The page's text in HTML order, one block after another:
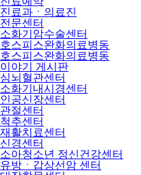
진료과ㆍ의료진
전문센터
소화기암수술센터
호스피스완화의료병동
호스피스완화의료병동
이야기 게시판
심뇌혈관센터
소화기내시경센터
인공신장센터
관절센터
척추센터
재활치료센터
신경센터
소아청소년 정신건강센터
유방ㆍ갑상선암 센터